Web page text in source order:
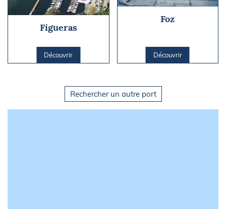
Figueras
Découvrir
Foz
Découvrir
Rechercher un autre port